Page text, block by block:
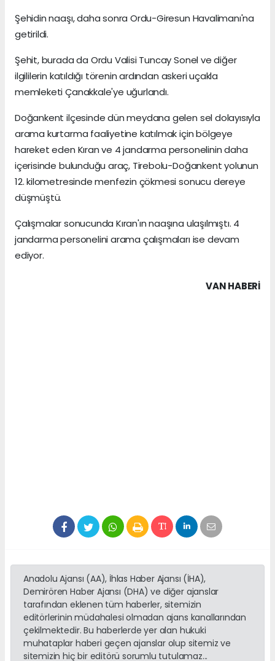
Şehidin naaşı, daha sonra Ordu-Giresun Havalimanı'na
getirildi.
Şehit, burada da Ordu Valisi Tuncay Sonel ve diğer
ilgililerin katıldığı törenin ardından askeri uçakla
memleketi Çanakkale'ye uğurlandı.
Doğankent ilçesinde dün meydana gelen sel dolayısıyla
arama kurtarma faaliyetine katılmak için bölgeye
hareket eden Kıran ve 4 jandarma personelinin daha
içerisinde bulunduğu araç, Tirebolu-Doğankent yolunun
12. kilometresinde menfezin çökmesi sonucu dereye
düşmüştü.
Çalışmalar sonucunda Kıran'ın naaşına ulaşılmıştı. 4
jandarma personelini arama çalışmaları ise devam
ediyor.
VAN HABERİ
Anadolu Ajansı (AA), İhlas Haber Ajansı (İHA),
Demirören Haber Ajansı (DHA) ve diğer ajanslar
tarafından eklenen tüm haberler, sitemizin
editörlerinin müdahalesi olmadan ajans kanallarından
çekilmektedir. Bu haberlerde yer alan hukuki
muhataplar haberi geçen ajanslar olup sitemiz ve
sitemizin hiç bir editörü sorumlu tutulamaz...